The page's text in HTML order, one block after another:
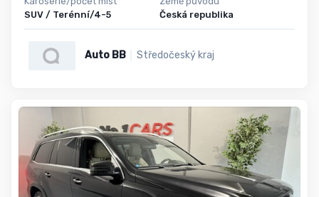
SUV / Terénní/4-5
Česká republika
Auto BB Středočeský kraj